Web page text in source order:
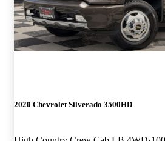
2020 Chevrolet Silverado 3500HD